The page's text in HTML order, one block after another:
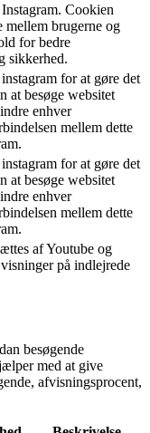
Cookien
mellem brugerne og
for bedre
sikkerhed.
for at gøre det
at besøge websitet
enhver
mellem dette
for at gøre det
at besøge websitet
enhver
mellem dette
af Youtube og
på indlejrede
besøgende
med at give
afvisningsprocent,